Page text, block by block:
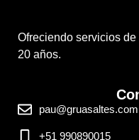
Ofreciendo servicios
20 años.
pau@gruasaltes.com
+51 990890015